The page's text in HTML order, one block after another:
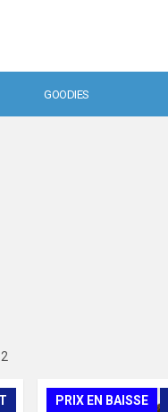
GOODIES
2
PRIX EN BAISSE